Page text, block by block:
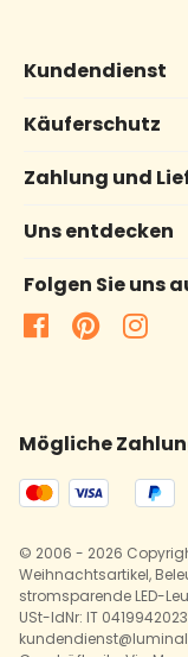
Kundendienst
Käuferschutz
Zahlung und
Uns entdecken
Folgen Sie uns
Mögliche
© 2006 - 2026
Weihnachtsartikel,
stromsparende LED-
USt-IdNr: IT